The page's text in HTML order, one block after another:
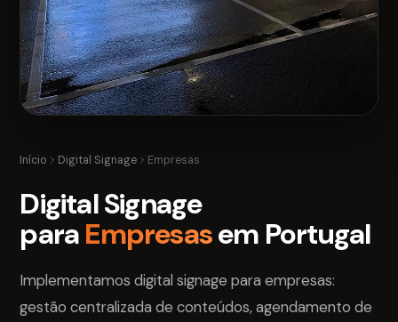
Início Digital Signage Empresas
Digital Signage
paraEmpresasem Portugal
Implementamos digital signage para empresas:
gestão centralizada de conteúdos, agendamento de